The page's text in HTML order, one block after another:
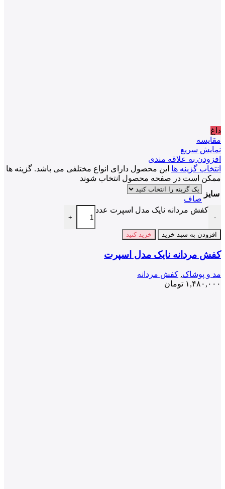
داغ
مقايسه
نمایش سریع
افزودن به علاقه مندی
انتخاب گزینه ها این محصول دارای انواع مختلفی می باشد. گزینه ها
ممکن است در صفحه محصول انتخاب شوند
سایز
صاف
-
کفش مردانه نایک مدل اسپرت عدد
+
افزودن به سبد خرید خرید کنید
کفش مردانه نایک مدل اسپرت
مد و پوشاک, کفش مردانه
۱,۴۸۰,۰۰۰ تومان